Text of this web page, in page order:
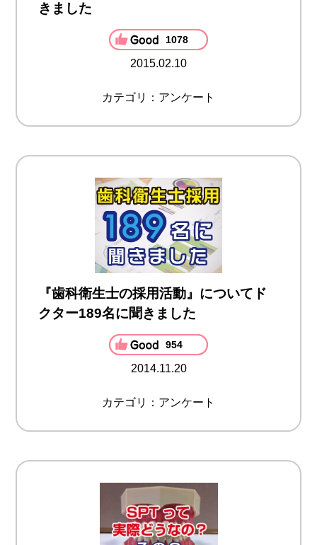
きました
1078
2015.02.10
カテゴリ：アンケート
『歯科衛生士の採用活動』についてド
クター189名に聞きました
954
2014.11.20
カテゴリ：アンケート